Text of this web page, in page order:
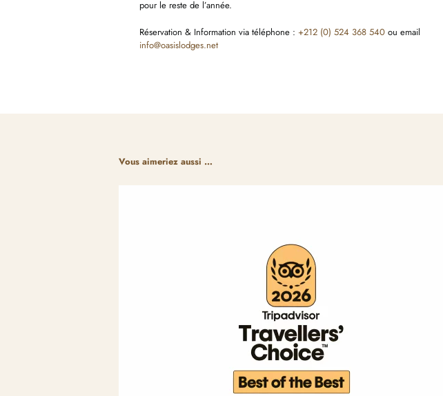
pour le reste de l’année.
Réservation & Information via téléphone : +212 (0) 524 368 540ou email
info@oasislodges.net
Vous aimeriez aussi …